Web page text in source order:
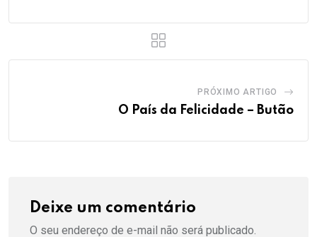
PRÓXIMO ARTIGO
O País da Felicidade – Butão
Deixe um comentário
O seu endereço de e-mail não será publicado.